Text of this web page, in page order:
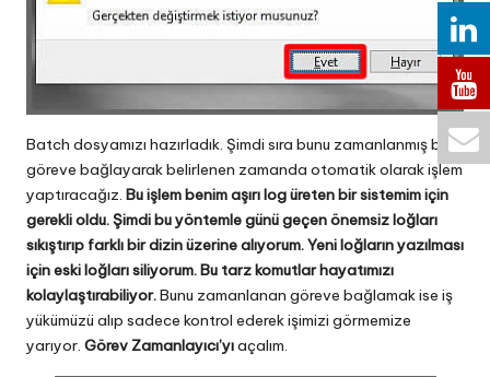
Batch dosyamızı hazırladık. Şimdi sıra bunu zamanlanmış bir
göreve bağlayarak belirlenen zamanda otomatik olarak işlem
yaptıracağız. Bu işlem benim aşırı log üreten bir sistemim için
gerekli oldu. Şimdi bu yöntemle günü geçen önemsiz loğları
sıkıştırıp farklı bir dizin üzerine alıyorum. Yeni loğların yazılması
için eski loğları siliyorum. Bu tarz komutlar hayatımızı
kolaylaştırabiliyor.Bunu zamanlanan göreve bağlamak ise iş
yükümüzü alıp sadece kontrol ederek işimizi görmemize
yarıyor. Görev Zamanlayıcı’yıaçalım.